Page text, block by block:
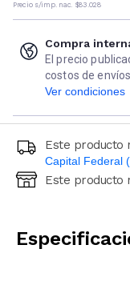
Precio s/imp. nac. $83.028
Compra
El precio
costos de
Ver condiciones
Este producto
Capital Federal
Ingresá código
Este producto